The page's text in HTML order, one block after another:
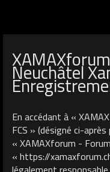
Neuchâtel
En accédant à «
FCS » (désigné ci-
« XAMAXforum -
« https://